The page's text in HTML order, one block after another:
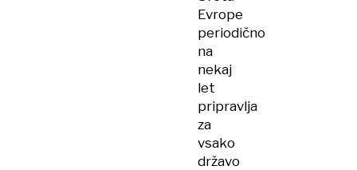
Evrope
periodično
na
nekaj
let
pripravlja
za
vsako
državo